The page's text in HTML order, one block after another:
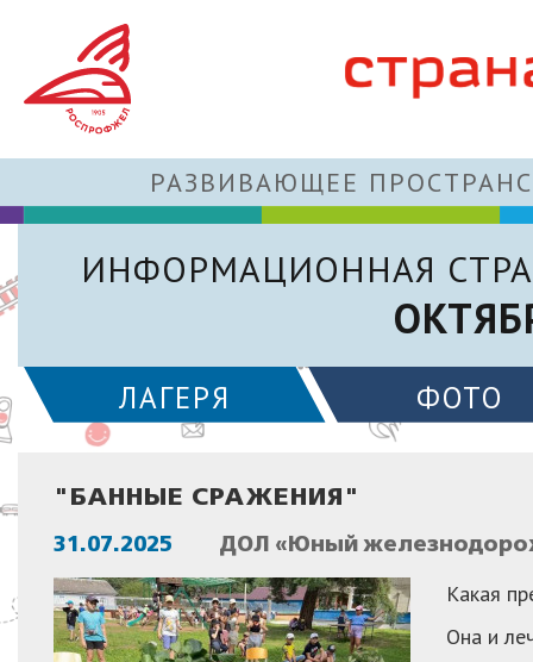
РАЗВИВАЮЩЕЕ
ИНФОРМАЦИОННАЯ
ЛАГЕРЯ ФОТО
"БАННЫЕ СРАЖЕНИЯ"
31.07.2025 ДОЛ «Юный
Какая
Она и